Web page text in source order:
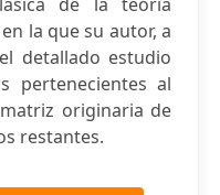
la que su autor, a
detallado estudio
pertenecientes al
originaria de
restantes.